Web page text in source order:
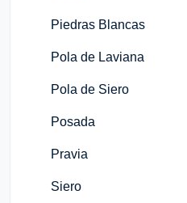
Piedras Blancas
Pola de Laviana
Pola de Siero
Posada
Pravia
Siero